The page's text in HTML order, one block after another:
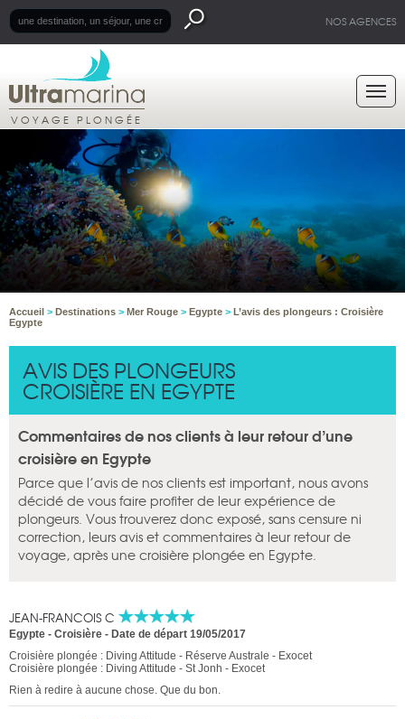
NOS AGENCES
VOYAGE PLONGÉE
Accueil > Destinations > Mer Rouge > Egypte > L’avis des plongeurs : Croisière
Egypte
AVIS DES PLONGEURS
CROISIÈRE EN EGYPTE
Commentaires de nos clients à leur retour d’une
croisière en Egypte
Parce que l’avis de nos clients est important, nous avons
décidé de vous faire profiter de leur expérience de
plongeurs. Vous trouverez donc exposé, sans censure ni
correction, leurs avis et commentaires à leur retour de
voyage, après une croisière plongée en Egypte.
JEAN-FRANCOIS C
Egypte - Croisière - Date de départ 19/05/2017
Croisière plongée : Diving Attitude - Réserve Australe - Exocet
Croisière plongée : Diving Attitude - St Jonh - Exocet
Rien à redire à aucune chose. Que du bon.